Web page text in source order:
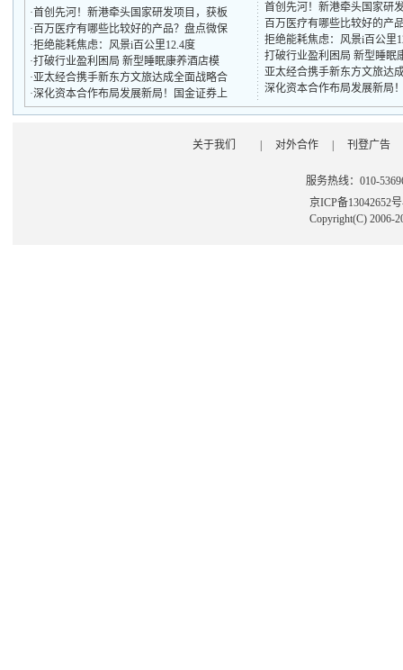
·首创先河！新港牵头国家研发项目，获板
· 百万医疗有哪些比较好的产品？盘点微保
·拒绝能耗焦虑：风景i百公里12.4度
·打破行业盈利困局 新型睡眠康养酒店模
·亚太经合携手新东方文旅达成全面战略合
·深化资本合作布局发展新局！国金证券上
首创先河！新港牵头国家研
百万医疗有哪些比较好的产
拒绝能耗焦虑：风景i百公里
打破行业盈利困局 新型睡眠
亚太经合携手新东方文旅达
深化资本合作布局发展新局
关于我们 对外合作 刊登广告
服务热线：010-
京ICP备13042652
Copyright(C) 2006-